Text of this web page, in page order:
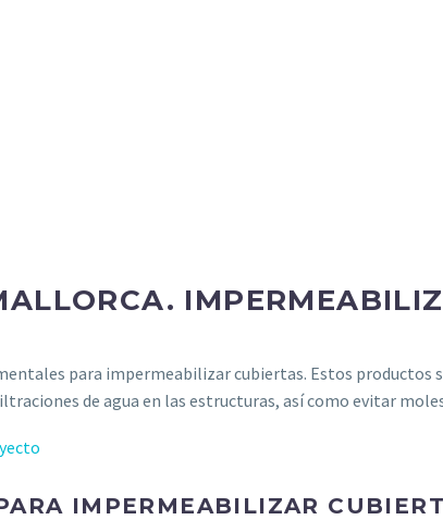
para impermeabilizar cubiertas. Estos
de agua en las estructuras, así como evitar
IMPERMEABILIZAR